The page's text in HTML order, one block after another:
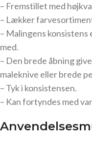
– Fremstillet med
– Lækker
– Malingens
med.
– Den brede åbning
maleknive eller brede
– Tyk i konsistensen.
– Kan fortyndes med